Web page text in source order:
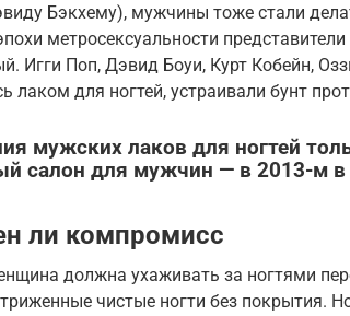
Бэкхему), мужчины тоже стали
метросексуальности
Игги Поп, Дэвид Боуи, Курт Кобейн,
лаком для ногтей, устраивали бунт
мужских лаков для ногтей
салон для мужчин — в 2013-м
ли компромисс
должна ухаживать за ногтями
чистые ногти без покрытия.